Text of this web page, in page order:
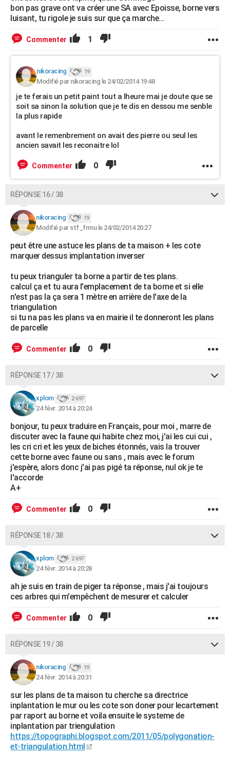
bon pas grave ont va créer une SA avec Epoisse, borne vers
luisant, tu rigole je suis sur que ça marche...
Commenter 1
nikoracing 19
Modifié par nikoracing le 24/02/2014 19:48
je te ferais un petit paint tout a lheure mai je doute que se
soit sa sinon la solution que je te dis en dessou me senble
la plus rapide
avant le remenbrement on avait des pierre ou seul les
ancien savait les reconaitre lol
Commenter 0
RÉPONSE 16 / 38
nikoracing 19
Modifié par stf_frmu le 24/02/2014 20:27
peut être une astuce les plans de ta maison + les cote
marquer dessus implantation inverser
tu peux trianguler ta borne a partir de tes plans.
calcul ça et tu aura l'emplacement de ta borne et si elle
n'est pas la ça sera 1 mètre en arrière de l'axe de la
triangulation
si tu na pas les plans va en mairie il te donneront les plans
de parcelle
Commenter 0
RÉPONSE 17 / 38
xplom 2 697
24 févr. 2014 à 20:24
bonjour, tu peux traduire en Français, pour moi , marre de
discuter avec la faune qui habite chez moi, j'ai les cui cui ,
les cri cri et les yeux de biches étonnés, vais la trouver
cette borne avec faune ou sans , mais avec le forum
j'espère, alors donc j'ai pas pigé ta réponse, nul ok je te
l'accorde
A+
Commenter 0
RÉPONSE 18 / 38
xplom 2 697
24 févr. 2014 à 20:28
ah je suis en train de piger ta réponse , mais j'ai toujours
ces arbres qui m'empêchent de mesurer et calculer
Commenter 0
RÉPONSE 19 / 38
nikoracing 19
24 févr. 2014 à 20:31
sur les plans de ta maison tu cherche sa directrice
inplantation le mur ou les cote son doner pour lecartement
par raport au borne et voila ensuite le systeme de
inplantation par triengulation
https://topographi.blogspot.com/2011/05/polygonation-
et-triangulation.html